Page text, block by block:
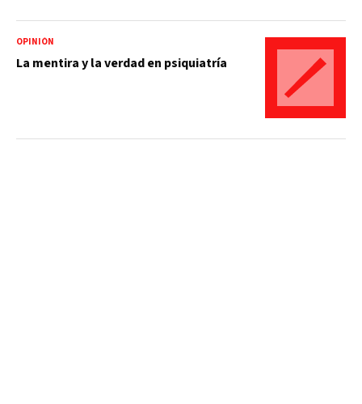
OPINIÓN
La mentira y la verdad en psiquiatría